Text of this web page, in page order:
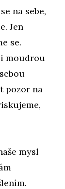
na sebe,
Jen
se.
moudrou
pozor na
mysl